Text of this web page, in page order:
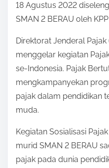
a
r
e
s
t
o
18 Agustus 2022
SMAN 2 BERAU oleh
Direktorat Jenderal Pajak
menggelar kegiatan
se-Indonesia. Pajak
mengkampanyekan
pajak dalam pendidikan
muda.
Kegiatan Sosialisasi
murid SMAN 2 BERAU
pajak pada dunia